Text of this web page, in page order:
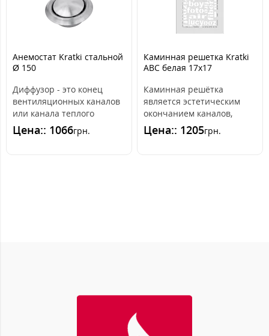
Анемостат Kratki стальной
Ø 150
Диффузор - это конец
вентиляционных каналов
или канала теплого
воздуха, распределяется
гравитационно..
Цена:: 1066грн.
Каминная решетка Kratki
ABC белая 17x17
Каминная решётка
является эстетическим
окончанием каналов,
распределяющих горячий
воздух из камина. ..
Цена:: 1205грн.